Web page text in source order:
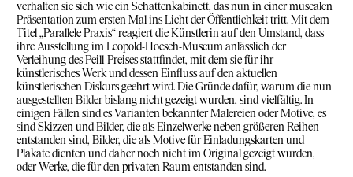
verhalten sie sich wie ein Schattenkabinett, das nun in einer musealen
Präsentation zum ersten Mal ins Licht der Öffentlichkeit tritt. Mit dem
Titel „Parallele Praxis“ reagiert die Künstlerin auf den Umstand, dass
ihre Ausstellung im Leopold-Hoesch-Museum anlässlich der
Verleihung des Peill-Preises stattfindet, mit dem sie für ihr
künstlerisches Werk und dessen Einfluss auf den aktuellen
künstlerischen Diskurs geehrt wird. Die Gründe dafür, warum die nun
ausgestellten Bilder bislang nicht gezeigt wurden, sind vielfältig. In
einigen Fällen sind es Varianten bekannter Malereien oder Motive, es
sind Skizzen und Bilder, die als Einzelwerke neben größeren Reihen
entstanden sind, Bilder, die als Motive für Einladungskarten und
Plakate dienten und daher noch nicht im Original gezeigt wurden,
oder Werke, die für den privaten Raum entstanden sind.